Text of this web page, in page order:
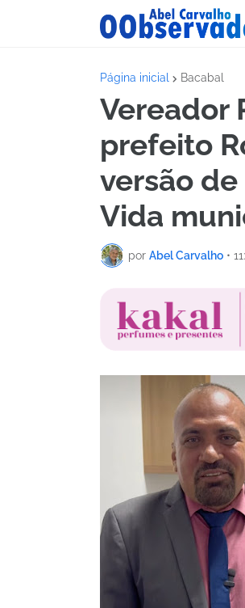
Página inicial Bacabal
Vereador
prefeito
versão
Vida
por Abel Carvalho •